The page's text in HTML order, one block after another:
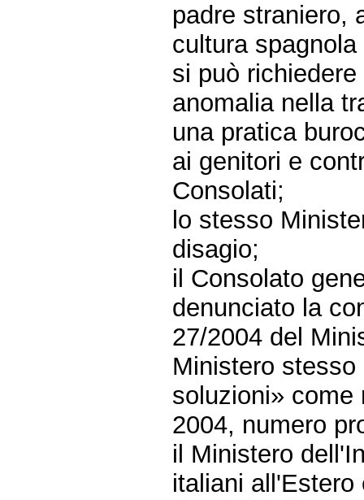
padre straniero,
cultura
si può
anomalia nella
una pratica
ai genitori e
Consolati;
lo stesso
disagio;
il Consolato
denunciato la
27/2004 del
Ministero
soluzioni» come
2004, numero
il Ministero
italiani